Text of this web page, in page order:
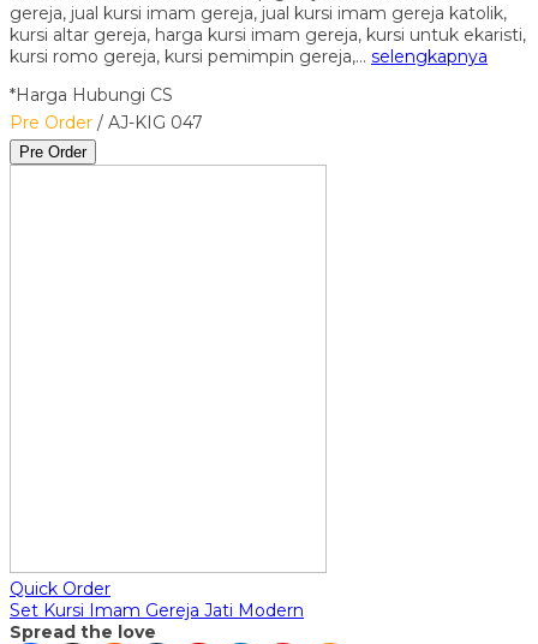
gereja, jual kursi imam gereja, jual kursi imam gereja katolik,
kursi altar gereja, harga kursi imam gereja, kursi untuk ekaristi,
kursi romo gereja, kursi pemimpin gereja,… selengkapnya
*Harga Hubungi CS
Pre Order / AJ-KIG 047
Pre Order
Quick Order
Set Kursi Imam Gereja Jati Modern
Spread the love